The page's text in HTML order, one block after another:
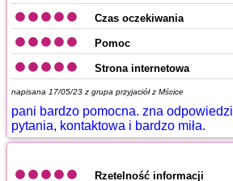
Czas oczekiwania
Pomoc
Strona internetowa
napisana 17/05/23 z grupa przyjaciół z Mścice
pani bardzo pomocna. zna
pytania, kontaktowa i bardzo miła.
Rzetelność informacji